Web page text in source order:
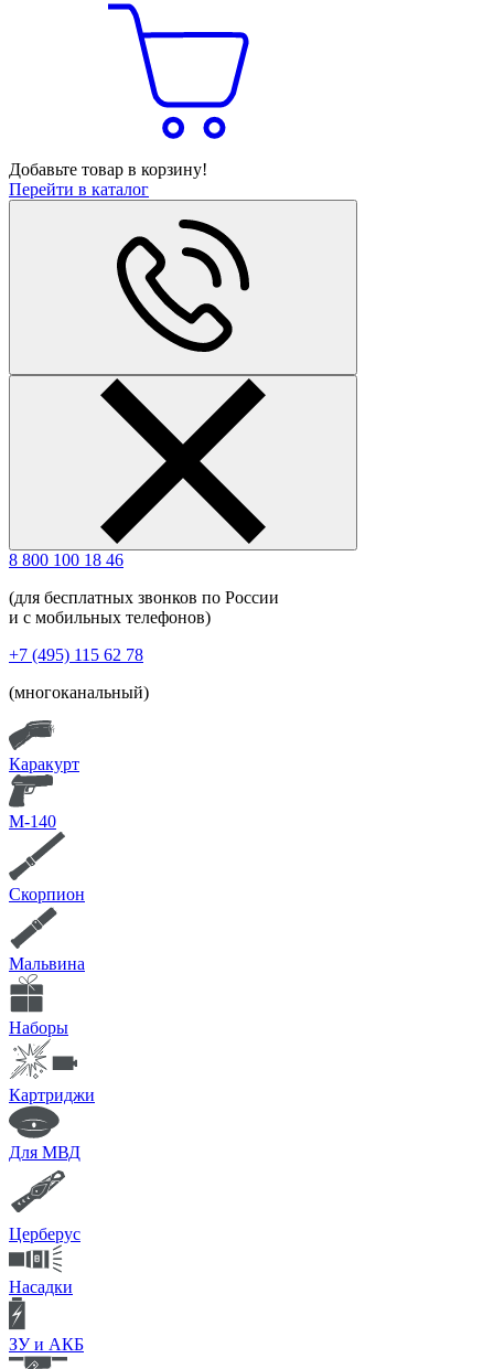
Добавьте товар в корзину!
Перейти в каталог
8 800 100 18 46
(для бесплатных звонков по России
и с мобильных телефонов)
+7 (495) 115 62 78
(многоканальный)
Каракурт
М-140
Скорпион
Мальвина
Наборы
Картриджи
Для МВД
Церберус
Насадки
ЗУ и АКБ